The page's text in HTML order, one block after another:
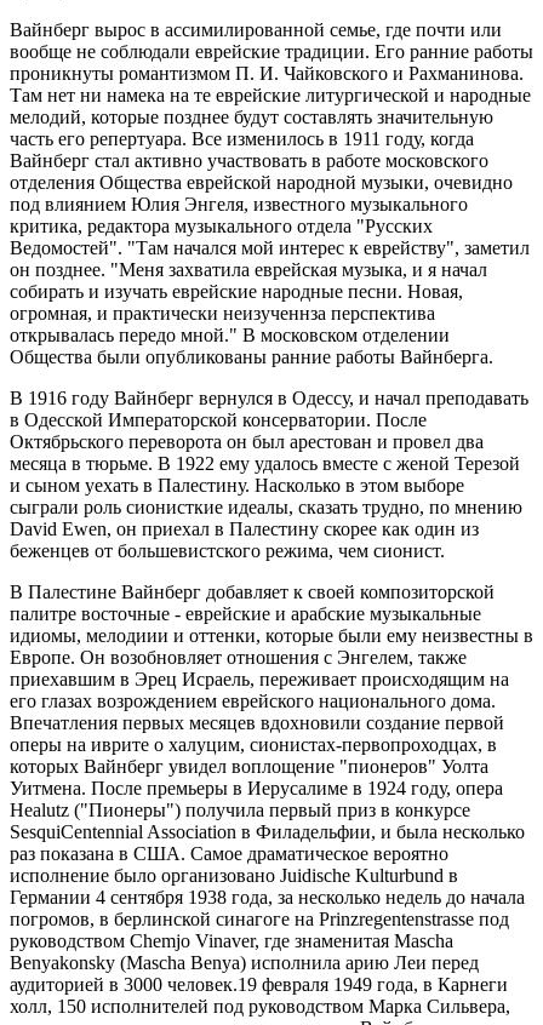
Вайнберг вырос в ассимилированной семье, где почти или
вообще не соблюдали еврейские традиции. Его ранние работы
проникнуты романтизмом П. И. Чайковского и Рахманинова.
Там нет ни намека на те еврейские литургической и народные
мелодий, которые позднее будут составлять значительную
часть его репертуара. Все изменилось в 1911 году, когда
Вайнберг стал активно участвовать в работе московского
отделения Общества еврейской народной музыки, очевидно
под влиянием Юлия Энгеля, известного музыкального
критика, редактора музыкального отдела "Русских
Ведомостей". "Там начался мой интерес к еврейству", заметил
он позднее. "Меня захватила еврейская музыка, и я начал
собирать и изучать еврейские народные песни. Новая,
огромная, и практически неизученнза перспектива
открывалась передо мной." В московском отделении
Общества были опубликованы ранние работы Вайнберга.
В 1916 году Вайнберг вернулся в Одессу, и начал преподавать
в Одесской Императорской консерватории. После
Октябрьского переворота он был арестован и провел два
месяца в тюрьме. В 1922 ему удалось вместе с женой Терезой
и сыном уехать в Палестину. Насколько в этом выборе
сыграли роль сионисткие идеалы, сказать трудно, по мнению
David Ewen, он приехал в Палестину скорее как один из
беженцев от большевистского режима, чем сионист.
В Палестине Вайнберг добавляет к своей композиторской
палитре восточные - еврейские и арабские музыкальные
идиомы, мелодиии и оттенки, которые были ему неизвестны в
Европе. Он возобновляет отношения с Энгелем, также
приехавшим в Эрец Исраель, переживает происходящим на
его глазах возрождением еврейского национального дома.
Впечатления первых месяцев вдохновили создание первой
оперы на иврите о халуцим, сионистах-первопроходцах, в
которых Вайнберг увидел воплощение "пионеров" Уолта
Уитмена. После премьеры в Иерусалиме в 1924 году, опера
Healutz ("Пионеры") получила первый приз в конкурсе
SesquiCentennial Association в Филадельфии, и была несколько
раз показана в США. Самое драматическое вероятно
исполнение было организовано Juidische Kulturbund в
Германии 4 сентября 1938 года, за несколько недель до начала
погромов, в берлинской синагоге на Prinzregentenstrasse под
руководством Chemjo Vinaver, где знаменитая Mascha
Benyakonsky (Mascha Benya) исполнила арию Леи перед
аудиторией в 3000 человек.19 февраля 1949 года, в Карнеги
холл, 150 исполнителей под руководством Марка Сильвера,